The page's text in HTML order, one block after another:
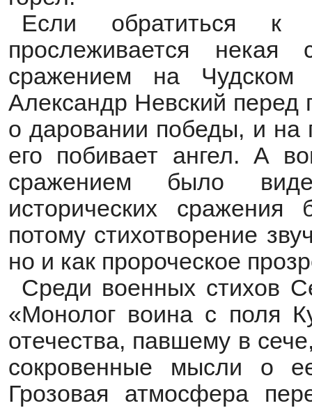
Если обратиться к
прослеживается
сражением на Чудском
Александр Невский
о даровании победы, и на
его побивает ангел. А
сражением было
исторических
потому стихотворение
но и как пророческое
Среди военных стихов
«Монолог воина с поля
отечества, павшему в
сокровенные мысли о
Грозовая атмосфера